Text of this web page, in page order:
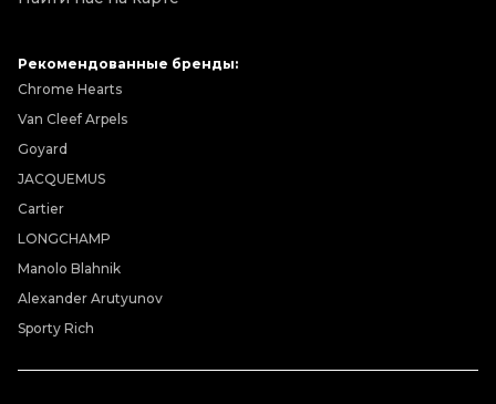
Рекомендованные бренды:
Chrome Hearts
Van Cleef Arpels
Goyard
JACQUEMUS
Cartier
LONGCHAMP
Manolo Blahnik
Alexander Arutyunov
Sporty Rich